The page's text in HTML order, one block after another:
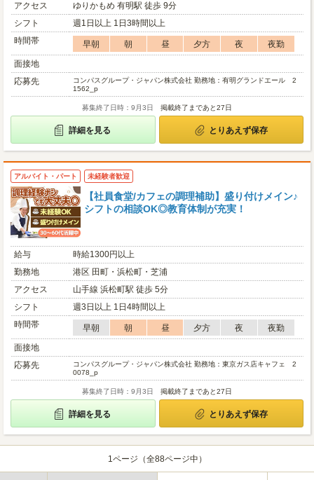
アクセス
ゆりかもめ 有明駅 徒歩 9分
シフト
週1日以上 1日3時間以上
時間帯
早朝 朝 昼 夕方 夜
夜勤
面接地
応募先
コンパスグループ・ジャパン株式会社 勤務地：有明グランドエール 2
1562_p
募集終了日時：9月3日 掲載終了まであと27日
詳細を見る とりあえず保存
アルバイト・パート 未経験者歓迎
【社員食堂/カフェの調理補助】盛り付けメイン♪
シフトの相談OK◎教育体制が充実！
給与
時給1300円以上
勤務地
港区 田町・浜松町・芝浦
アクセス
山手線 浜松町駅 徒歩 5分
シフト
週3日以上 1日4時間以上
時間帯
早朝 朝 昼 夕方 夜
夜勤
面接地
応募先
コンパスグループ・ジャパン株式会社 勤務地：東京ガス店キャフェ 2
0078_p
募集終了日時：9月3日 掲載終了まであと27日
詳細を見る とりあえず保存
1ページ（全88ページ中）